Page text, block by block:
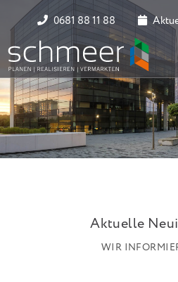
0681 88 11 88
Aktuelle
WIR